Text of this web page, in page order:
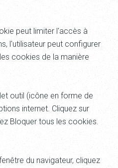
peut limiter l'accès à
l'utilisateur peut configurer
cookies de la manière
outil (icône en forme de
internet. Cliquez sur
Bloquer tous les cookies.
du navigateur, cliquez